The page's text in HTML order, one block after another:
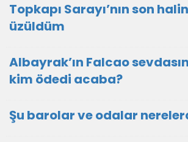
Topkapı Sarayı’nın son
üzüldüm
Albayrak’ın Falcao
kim ödedi acaba?
Şu barolar ve odalar